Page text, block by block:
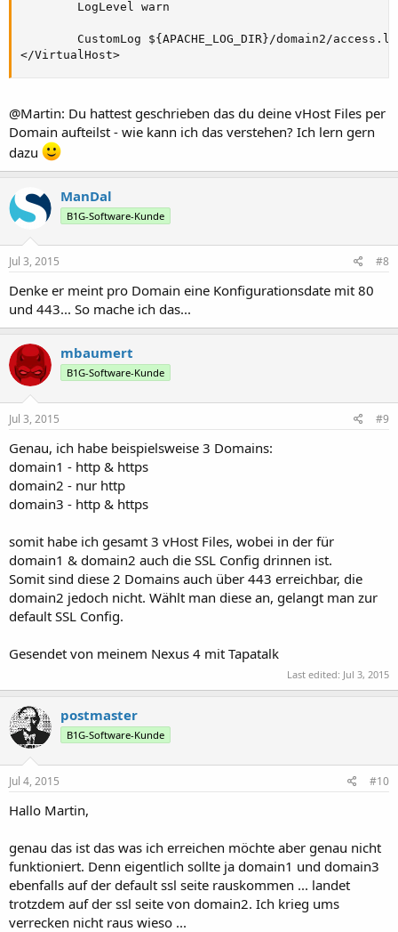
        LogLevel warn
CustomLog ${APACHE_LOG_DIR}/domain2/
</VirtualHost>
@Martin: Du hattest geschrieben das du deine vHost Files per
Domain aufteilst - wie kann ich das verstehen? Ich lern gern
dazu
ManDal
B1G-Software-Kunde
Jul 3, 2015 #8
Denke er meint pro Domain eine Konfigurationsdate mit 80
und 443... So mache ich das...
mbaumert
B1G-Software-Kunde
Jul 3, 2015 #9
Genau, ich habe beispielsweise 3 Domains:
domain1 - http & https
domain2 - nur http
domain3 - http & https
somit habe ich gesamt 3 vHost Files, wobei in der für
domain1 & domain2 auch die SSL Config drinnen ist.
Somit sind diese 2 Domains auch über 443 erreichbar, die
domain2 jedoch nicht. Wählt man diese an, gelangt man zur
default SSL Config.
Gesendet von meinem Nexus 4 mit Tapatalk
Last edited: Jul 3, 2015
postmaster
B1G-Software-Kunde
Jul 4, 2015 #10
Hallo Martin,
genau das ist das was ich erreichen möchte aber genau nicht
funktioniert. Denn eigentlich sollte ja domain1 und domain3
ebenfalls auf der default ssl seite rauskommen ... landet
trotzdem auf der ssl seite von domain2. Ich krieg ums
verrecken nicht raus wieso ...